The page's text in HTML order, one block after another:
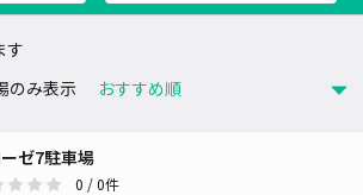
す
のみ表示
ゼ7駐車場
0 / 0件